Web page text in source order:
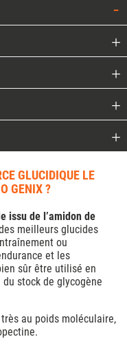
GLUCIDIQUE LE
GENIX ?
issu de l’amidon de
meilleurs glucides
ou
et les
sûr être utilisé en
stock de glycogène
au poids moléculaire,